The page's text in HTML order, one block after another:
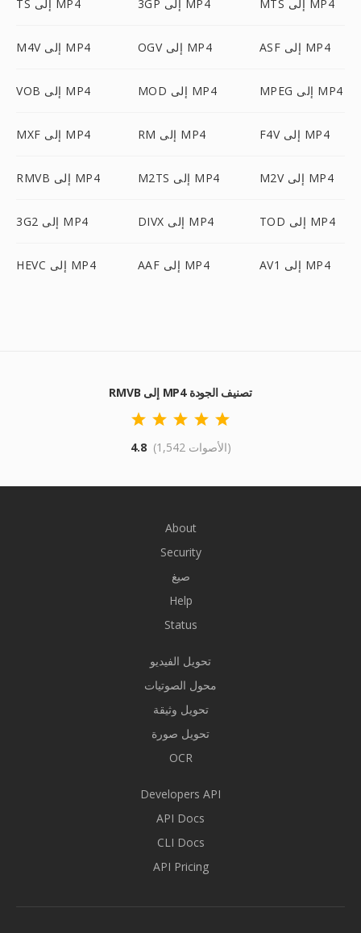
TS إلى MP4 3GP إلى MP4 MTS إلى MP4
M4V إلى MP4 OGV إلى MP4 ASF إلى MP4
VOB إلى MP4 MOD إلى MP4 MPEG إلى MP4
MXF إلى MP4 RM إلى MP4 F4V إلى MP4
RMVB إلى MP4 M2TS إلى MP4 M2V إلى MP4
3G2 إلى MP4 DIVX إلى MP4 TOD إلى MP4
HEVC إلى MP4 AAF إلى MP4 AV1 إلى MP4
RMVB إلى MP4 تصنيف الجودة
4.8 (1,542 الأصوات)
About
Security
صيغ
Help
Status
تحويل الفيديو
محول الصوتيات
تحويل وثيقة
تحويل صورة
OCR
Developers API
API Docs
CLI Docs
API Pricing